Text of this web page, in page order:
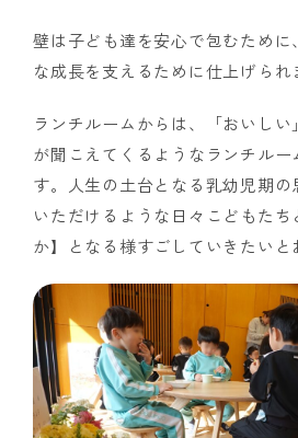
壁は子ども達を安心で包むために
な成長を支えるために仕上げられ
ランチルームからは、「おいし
が聞こえてくるようなランチルー
す。人生の土台となる乳幼児期
いただけるような日々こどもたち
か】となる様すごしていきたいと